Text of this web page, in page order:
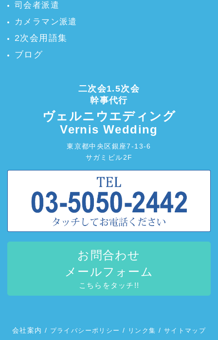
司会者派遣
カメラマン派遣
2次会用語集
ブログ
二次会1.5次会
幹事代行
ヴェルニウエディング
Vernis Wedding
東京都中央区銀座7-13-6
サガミビル2F
お問合わせ
メールフォーム
こちらをタッチ!!
会社案内 / プライバシーポリシー / リンク集 / サイトマップ